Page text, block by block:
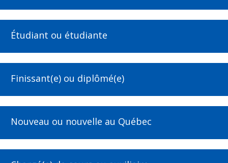
Étudiant ou étudiante
Finissant(e) ou diplômé(e)
Nouveau ou nouvelle au Québec